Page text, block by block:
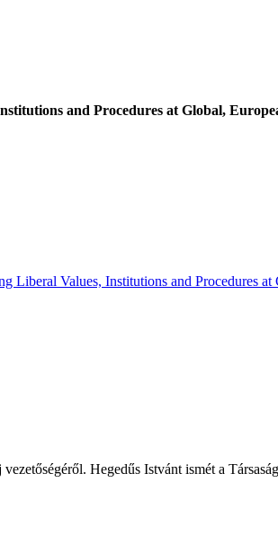
and Procedures at Global,
Liberal Values, Institutions and Procedures
Hegedűs Istvánt ismét a